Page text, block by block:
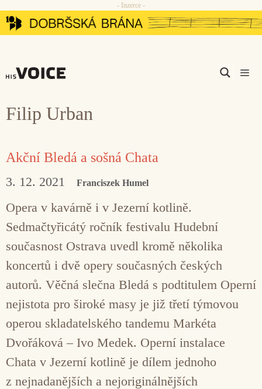
Přeskočit
na
- Inzerce -
Filip Urban
Akční Bledá a sošná Chata
3. 12. 2021 Franciszek Humel
Opera v kavárně i v Jezerní kotlině.
Sedmačtyřicátý ročník festivalu Hudební
současnost Ostrava uvedl kromě několika
koncertů i dvě opery současných českých
autorů. Věčná slečna Bledá s podtitulem Operní
nejistota pro široké masy je již třetí týmovou
operou skladatelského tandemu Markéta
Dvořáková – Ivo Medek. Operní instalace
Chata v Jezerní kotlině je dílem jednoho
z nejnadanějších a nejoriginálnějších